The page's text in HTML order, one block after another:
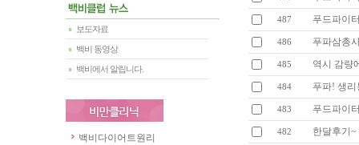
보도자료
백비 동영상
백비에서 알립니다.
백비다이어트원리
487 푸드파이
486 푸파삼총
485 역시 감량
484 푸파! 생
483 푸드파이
482 한달후기~